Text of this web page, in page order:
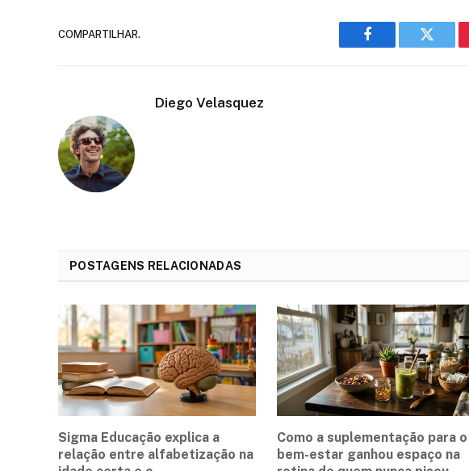
COMPARTILHAR.
Facebook Twitter
Diego Velasquez
POSTAGENS RELACIONADAS
Sigma Educação explica a
relação entre alfabetização na
Como a suplementação para o
bem-estar ganhou espaço na